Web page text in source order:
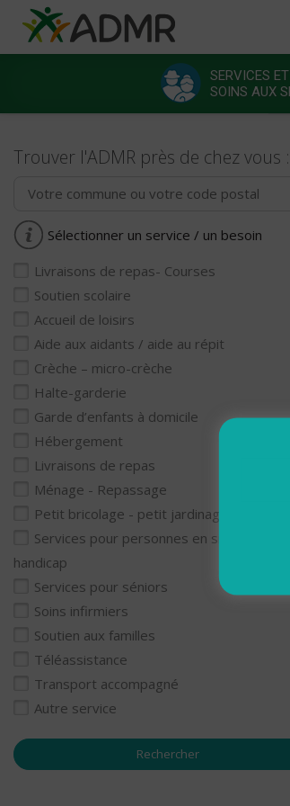
Aller au contenu principal
SERVICES ET
SOINS AUX
Trouver l'ADMR près de chez vous :
Sélectionner un service / un besoin
Livraisons de repas- Courses
Soutien scolaire
Accueil de loisirs
Aide aux aidants / aide au répit
Crèche – micro-crèche
Halte-garderie
Garde d’enfants à domicile
Hébergement
Livraisons de repas
Ménage - Repassage
Petit bricolage - petit jardinage
Services pour personnes en situation de
handicap
Services pour séniors
Soins infirmiers
Soutien aux familles
Téléassistance
Transport accompagné
Autre service
Panneau de gestion des cookies